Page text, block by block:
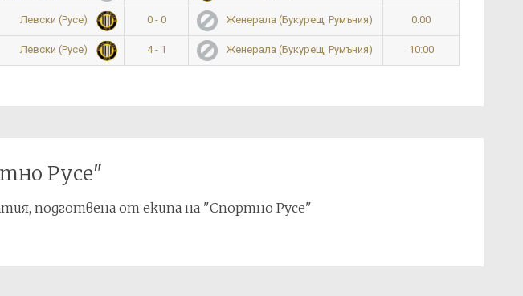
Левски (Русе) 0 - 0 Женерала (Букурещ, Румъния) 0:00
Левски (Русе) 4 - 1 Женерала (Букурещ, Румъния) 10:00
Русе"
подготвена от екипа на "Спортно Русе"